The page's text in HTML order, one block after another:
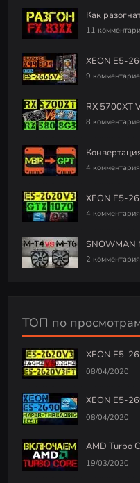
Как
11
XEON E5-
9
RX 5700XT
8
4 комментария
XEON E5-
4 комментария
SNOWMAN
2 комментария
ТОП по
XEON E5-
08/04/2020
XEON E5-
08/04/2020
AMD Turbo
19/03/2020